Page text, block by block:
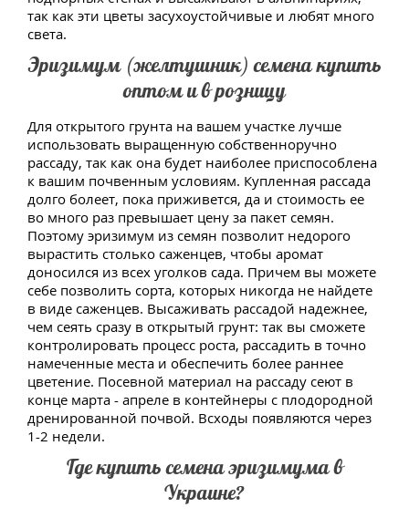
так как эти цветы засухоустойчивые и любят много
света.
Эризимум (желтушник) семена купить
оптом и в розницу
Для открытого грунта на вашем участке лучше
использовать выращенную собственноручно
рассаду, так как она будет наиболее приспособлена
к вашим почвенным условиям. Купленная рассада
долго болеет, пока приживется, да и стоимость ее
во много раз превышает цену за пакет семян.
Поэтому эризимум из семян позволит недорого
вырастить столько саженцев, чтобы аромат
доносился из всех уголков сада. Причем вы можете
себе позволить сорта, которых никогда не найдете
в виде саженцев. Высаживать рассадой надежнее,
чем сеять сразу в открытый грунт: так вы сможете
контролировать процесс роста, рассадить в точно
намеченные места и обеспечить более раннее
цветение. Посевной материал на рассаду сеют в
конце марта - апреле в контейнеры с плодородной
дренированной почвой. Всходы появляются через
1-2 недели.
Где купить семена эризимума в
Украине?